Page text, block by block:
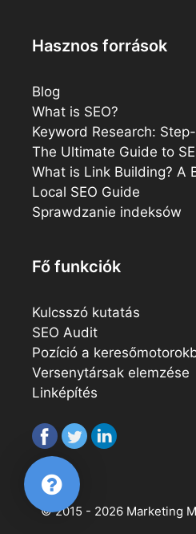
Hasznos források
Blog
What is SEO?
Keyword Research:
The Ultimate Guide to
What is Link Building? A
Local SEO Guide
Sprawdzanie indeksów
Fő funkciók
Kulcsszó kutatás
SEO Audit
Pozíció a
Versenytársak elemzése
Linképítés
© 2015 - 2026 Marketing